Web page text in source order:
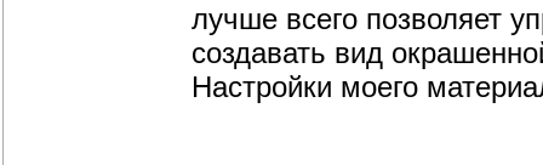
лучше всего позволяет
создавать вид
Настройки моего